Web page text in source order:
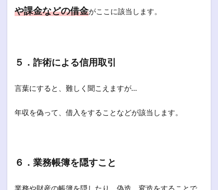
や課金などの借金がここに該当します。
５．詐術による信用取引
言葉にすると、難しく聞こえますが…
年収を偽って、借入をすることなどが該当します。
６．業務帳簿を隠すこと
業務や財産の帳簿を隠したり、偽造、変造をすることで